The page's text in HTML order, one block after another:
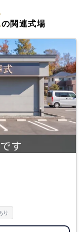
の関連式場
り